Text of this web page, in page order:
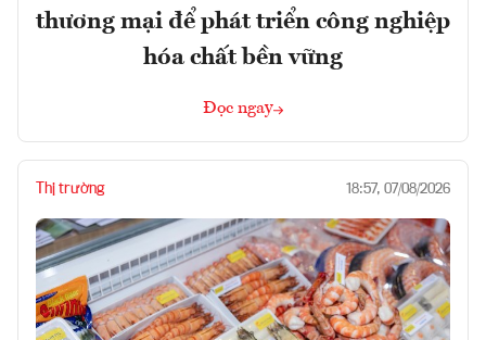
thương mại để phát triển công nghiệp
hóa chất bền vững
Đọc ngay
Thị trường 18:57, 07/08/2026